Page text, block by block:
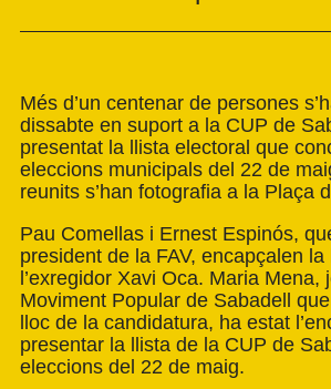
Més d’un centenar de persones
dissabte en suport a la CUP de
presentat la llista electoral que
eleccions municipals del 22 de
reunits s’han fotografia a la Plaça
Pau Comellas i Ernest Espinós,
president de la FAV, encapçalen
l’exregidor Xavi Oca. Maria Mena,
Moviment Popular de Sabadell
lloc de la candidatura, ha estat
presentar la llista de la CUP de
eleccions del 22 de maig.